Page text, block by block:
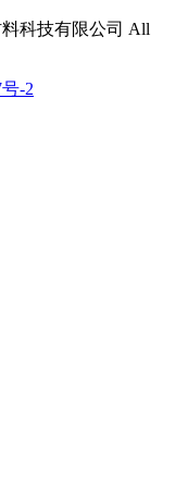
料科技有限公司 All
-2